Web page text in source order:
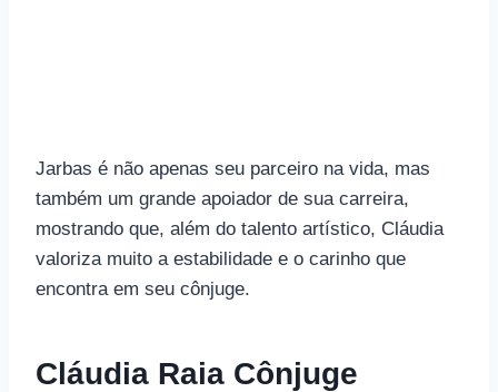
Jarbas é não apenas seu parceiro na vida, mas
também um grande apoiador de sua carreira,
mostrando que, além do talento artístico, Cláudia
valoriza muito a estabilidade e o carinho que
encontra em seu cônjuge.
Cláudia Raia Cônjuge